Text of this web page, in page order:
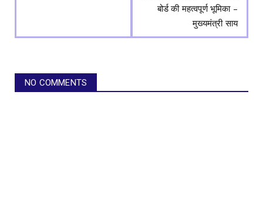
बोर्ड की महत्वपूर्ण भूमिका –
मुख्यमंत्री साय
NO COMMENTS